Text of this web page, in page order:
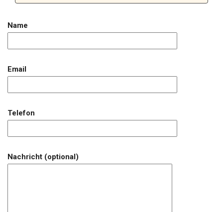
Name
Email
Telefon
Nachricht (optional)